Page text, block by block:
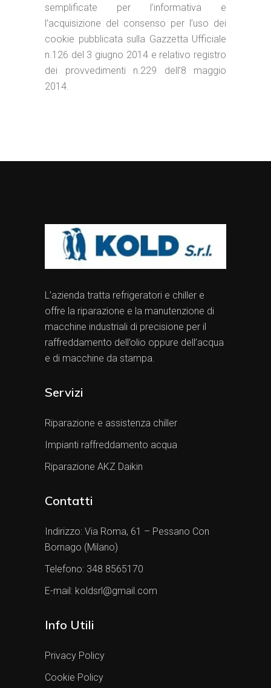
semplificate per l’informativa e
l’acquisizione del consenso per l’uso dei
cookie pubblicata sulla Gazzetta Ufficiale
n.126 del 3 giugno 2014 e relativo registro
dei provvedimenti n.229 dell’8 maggio
2014.
L’azienda tratta refrigeratori e chiller e
offre la riparazione e la manutenzione di
macchine industriali di precisione per il
raffreddamento dell’olio oppure dell’acqua
e di macchine da stampa.
Servizi
Riparazione e assistenza chiller
Impianti raffreddamento acqua
Riparazione AKZ Daikin
Contatti
Indirizzo: Via Roma, 61 – Pessano Con
Bornago (Milano)
Telefono: 348 8565170
E-mail: koldsrl@gmail.com
Info Utili
Privacy Policy
Cookie Policy